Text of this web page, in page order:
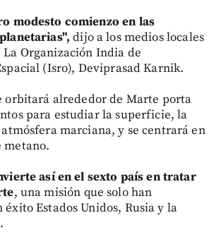
modesto comienzo en las
dijo a los medios locales
Organización India de
(Isro), Deviprasad Karnik.
orbitará alrededor de Marte porta
para estudiar la superficie, la
marciana, y se centrará en
metano.
así en el sexto país en tratar
, una misión que solo han
éxito Estados Unidos, Rusia y la